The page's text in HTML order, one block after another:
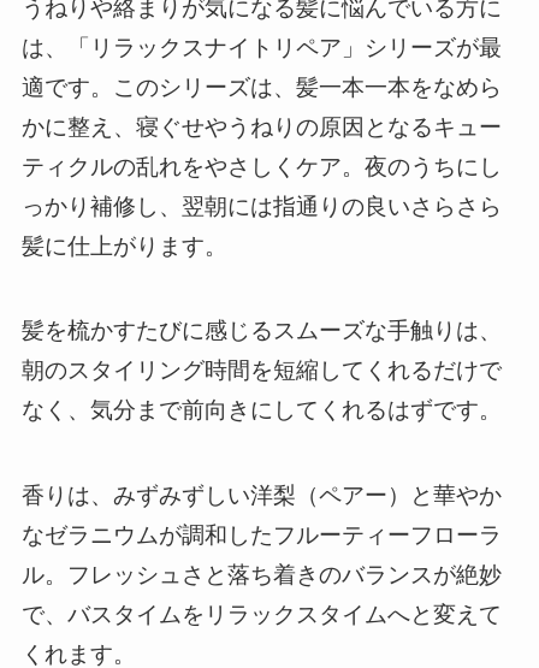
うねりや絡まりが気になる髪に悩んでいる方に
は、「リラックスナイトリペア」シリーズが最
適です。このシリーズは、髪一本一本をなめら
かに整え、寝ぐせやうねりの原因となるキュー
ティクルの乱れをやさしくケア。夜のうちにし
っかり補修し、翌朝には指通りの良いさらさら
髪に仕上がります。
髪を梳かすたびに感じるスムーズな手触りは、
朝のスタイリング時間を短縮してくれるだけで
なく、気分まで前向きにしてくれるはずです。
香りは、みずみずしい洋梨（ペアー）と華やか
なゼラニウムが調和したフルーティーフローラ
ル。フレッシュさと落ち着きのバランスが絶妙
で、バスタイムをリラックスタイムへと変えて
くれます。